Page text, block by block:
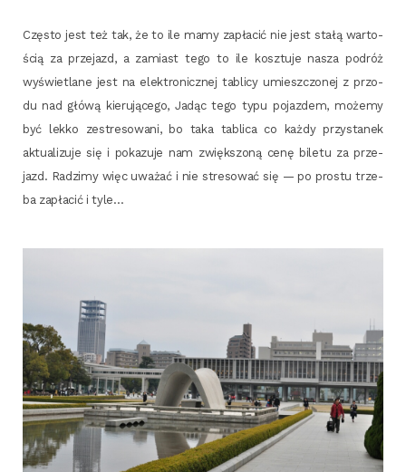
Czę­sto jest też tak, że to ile mamy zapła­cić nie jest sta­łą war­to­
ścią za prze­jazd, a zamiast tego to ile kosz­tu­je nasza podróż
wyświe­tla­ne jest na elek­tro­nicz­nej tabli­cy umiesz­czo­nej z przo­
du nad głó­wą kie­ru­ją­ce­go, Jadąc tego typu pojaz­dem, może­my
być lek­ko zestre­so­wa­ni, bo taka tabli­ca co każ­dy przy­sta­nek
aktu­ali­zu­je się i poka­zu­je nam zwięk­szo­ną cenę bile­tu za prze­
jazd. Radzi­my więc uwa­żać i nie stre­so­wać się — po pro­stu trze­
ba zapła­cić i tyle…